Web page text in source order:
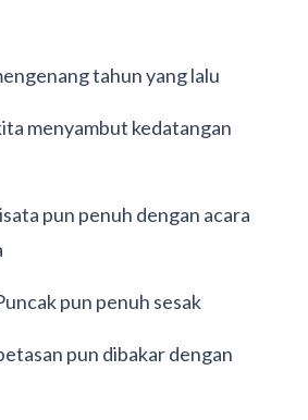
tahun yang lalu
menyambut kedatangan
pun penuh dengan acara
pun penuh sesak
pun dibakar dengan